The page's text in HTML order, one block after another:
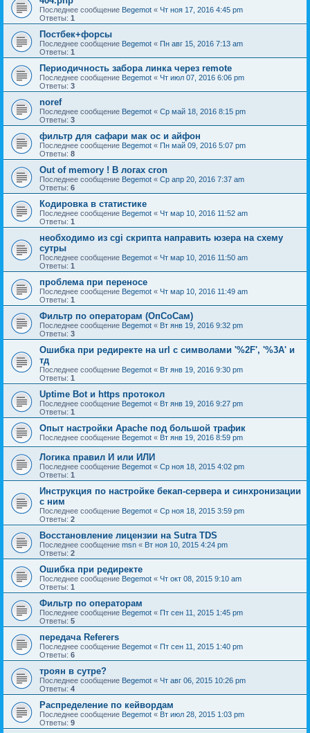
Последнее сообщение Begemot « Чт ноя 17, 2016 4:45 pm
Ответы: 1
Постбек+форсы
Последнее сообщение Begemot « Пн авг 15, 2016 7:13 am
Ответы: 1
Периодичность забора линка через remote
Последнее сообщение Begemot « Чт июл 07, 2016 6:06 pm
Ответы: 3
noref
Последнее сообщение Begemot « Ср май 18, 2016 8:15 pm
Ответы: 3
фильтр для сафари мак ос и айфон
Последнее сообщение Begemot « Пн май 09, 2016 5:07 pm
Ответы: 8
Out of memory ! В логах cron
Последнее сообщение Begemot « Ср апр 20, 2016 7:37 am
Ответы: 6
Кодировка в статистике
Последнее сообщение Begemot « Чт мар 10, 2016 11:52 am
Ответы: 1
необходимо из cgi скрипта направить юзера на схему
сутры
Последнее сообщение Begemot « Чт мар 10, 2016 11:50 am
Ответы: 1
проблема при переносе
Последнее сообщение Begemot « Чт мар 10, 2016 11:49 am
Ответы: 1
Фильтр по операторам (ОпСоСам)
Последнее сообщение Begemot « Вт янв 19, 2016 9:32 pm
Ответы: 3
Ошибка при редиректе на url с символами '%2F', '%3А' и
тд
Последнее сообщение Begemot « Вт янв 19, 2016 9:30 pm
Ответы: 1
Uptime Bot и https протокол
Последнее сообщение Begemot « Вт янв 19, 2016 9:27 pm
Ответы: 1
Опыт настройки Apache под большой трафик
Последнее сообщение Begemot « Вт янв 19, 2016 8:59 pm
Логика правил И или ИЛИ
Последнее сообщение Begemot « Ср ноя 18, 2015 4:02 pm
Ответы: 1
Инструкция по настройке бекап-сервера и синхронизации
с ним
Последнее сообщение Begemot « Ср ноя 18, 2015 3:59 pm
Ответы: 2
Восстановление лицензии на Sutra TDS
Последнее сообщение msn « Вт ноя 10, 2015 4:24 pm
Ответы: 2
Ошибка при редиректе
Последнее сообщение Begemot « Чт окт 08, 2015 9:10 am
Ответы: 1
Фильтр по операторам
Последнее сообщение Begemot « Пт сен 11, 2015 1:45 pm
Ответы: 5
передача Referers
Последнее сообщение Begemot « Пт сен 11, 2015 1:40 pm
Ответы: 6
троян в сутре?
Последнее сообщение Begemot « Чт авг 06, 2015 10:26 pm
Ответы: 4
Распределение по кейвордам
Последнее сообщение Begemot « Вт июл 28, 2015 1:03 pm
Ответы: 9